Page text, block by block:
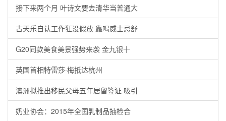
接下来两个月 叶诗文要去清华当普通大
古天乐自认工作狂没假放 靠喝威士忌舒
G20同款美食美景强势来袭 金九银十
英国首相特雷莎·梅抵达杭州
澳洲拟推出移民父母五年居留签证 吸引
奶业协会：2015年全国乳制品抽检合